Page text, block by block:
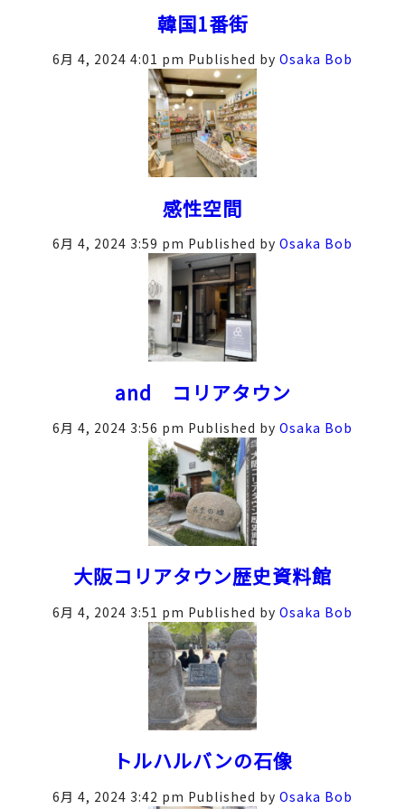
韓国1番街
6月 4, 2024 4:01 pm Published by Osaka Bob
感性空間
6月 4, 2024 3:59 pm Published by Osaka Bob
and コリアタウン
6月 4, 2024 3:56 pm Published by Osaka Bob
大阪コリアタウン歴史資料館
6月 4, 2024 3:51 pm Published by Osaka Bob
トルハルバンの石像
6月 4, 2024 3:42 pm Published by Osaka Bob